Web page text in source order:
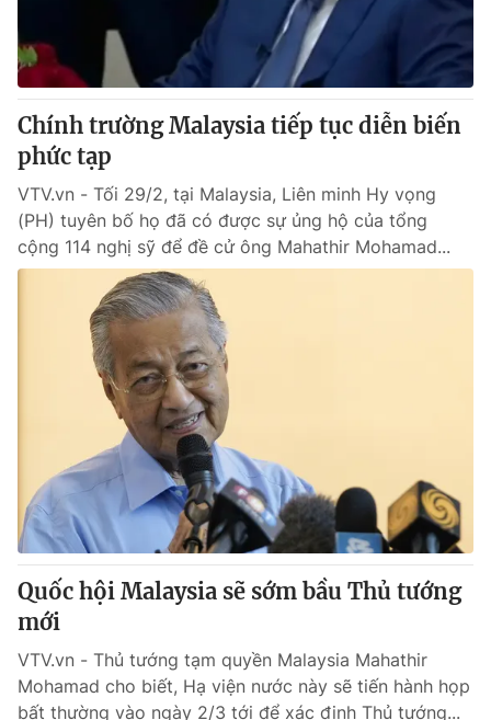
Tấm lòng Việt
VTV4 Vươn mình bằng AI
VTV9 VTV8
Liên hệ tòa soạn English
THỜI BÁO VTV
Theo dõi báo trên
Cơ quan chủ quản: Đài Truyền hình Việt Nam
Cơ quan báo chí:
Thời báo VTV
Giấy phép hoạt động báo in và báo điện tử số 483/GP-BTTTT
cấp ngày 29/12/2023
Tổng Biên tập:Vũ Thanh Thủy
Phó Tổng Biên tập: Nguyễn Thị Mỹ Hạnh, Phạm Quốc Thắng,
Nguyễn Trọng Ninh
Ðiện thoại Thời báo VTV: 024.66 897 897
Email:toasoan@vtv.vn
Chính trường Malaysia tiếp tục diễn biến
phức tạp
VTV.vn - Tối 29/2, tại Malaysia, Liên minh Hy vọng
(PH) tuyên bố họ đã có được sự ủng hộ của tổng
cộng 114 nghị sỹ để đề cử ông Mahathir Mohamad...
Quốc hội Malaysia sẽ sớm bầu Thủ tướng
mới
VTV.vn - Thủ tướng tạm quyền Malaysia Mahathir
Mohamad cho biết, Hạ viện nước này sẽ tiến hành họp
bất thường vào ngày 2/3 tới để xác định Thủ tướng...